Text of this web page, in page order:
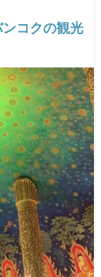
ンコクの観光